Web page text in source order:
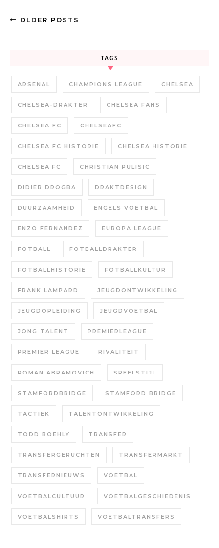
OLDER POSTS
TAGS
ARSENAL CHAMPIONS LEAGUE CHELSEA
CHELSEA-DRAKTER CHELSEA FANS
CHELSEA FC CHELSEAFC
CHELSEA FC HISTORIE CHELSEA HISTORIE
CHELSEA FC CHRISTIAN PULISIC
DIDIER DROGBA DRAKTDESIGN
DUURZAAMHEID ENGELS VOETBAL
ENZO FERNANDEZ EUROPA LEAGUE
FOTBALL FOTBALLDRAKTER
FOTBALLHISTORIE FOTBALLKULTUR
FRANK LAMPARD JEUGDONTWIKKELING
JEUGDOPLEIDING JEUGDVOETBAL
JONG TALENT PREMIERLEAGUE
PREMIER LEAGUE RIVALITEIT
ROMAN ABRAMOVICH SPEELSTIJL
STAMFORDBRIDGE STAMFORD BRIDGE
TACTIEK TALENTONTWIKKELING
TODD BOEHLY TRANSFER
TRANSFERGERUCHTEN TRANSFERMARKT
TRANSFERNIEUWS VOETBAL
VOETBALCULTUUR VOETBALGESCHIEDENIS
VOETBALSHIRTS VOETBALTRANSFERS